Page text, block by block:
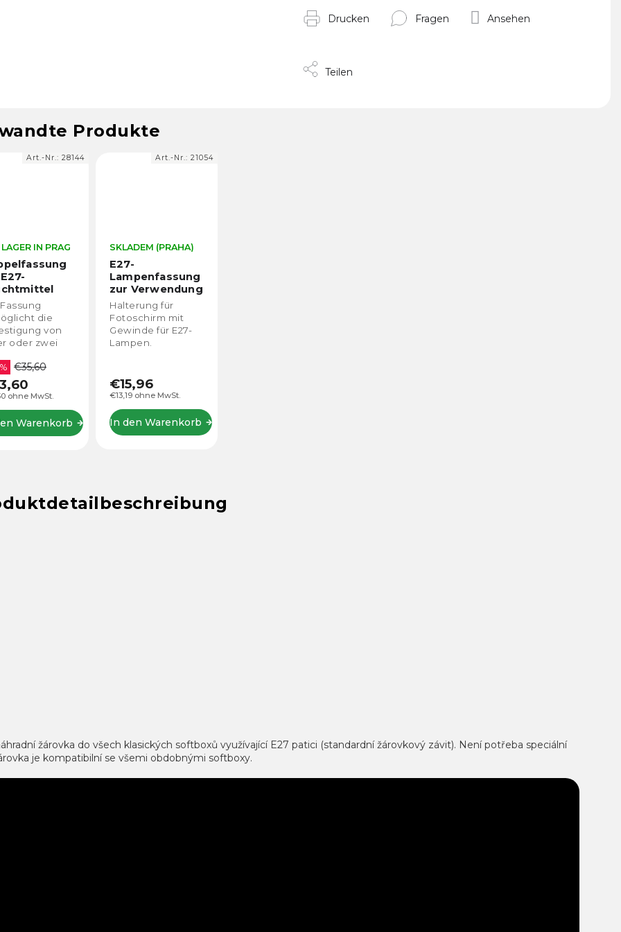
Drucken Fragen Ansehen
Teilen
Produkte
auf
Stativ
IN PRAG
ohne MwSt.
€35,60
Warenkorb
die
von
oder zwei
ein
E27
Art.-Nr.: 28144
E27-
Lampenfassung
zur Verwendung
auf einem Stativ
mit
Regenschirm
SKLADEM (PRAHA)
€13,19 ohne MwSt.
€15,96
In den Warenkorb
Halterung für
Fotoschirm mit
Gewinde für E27-
Lampen.
Art.-Nr.: 21054
žárovka do všech klasických softboxů využívající E27 patici (standardní žárovkový závit). Není potřeba speciální
je kompatibilní se všemi obdobnými softboxy.